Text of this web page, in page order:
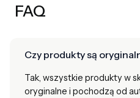
FAQ
Czy produkty są
Tak, wszystkie produkty w
oryginalne i pochodzą od